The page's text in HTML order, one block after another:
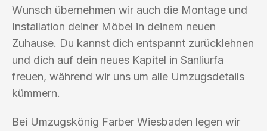
Wunsch übernehmen wir auch die Montage und
Installation deiner Möbel in deinem neuen
Zuhause. Du kannst dich entspannt zurücklehnen
und dich auf dein neues Kapitel in Sanliurfa
freuen, während wir uns um alle Umzugsdetails
kümmern.
Bei Umzugskönig Farber Wiesbaden legen wir